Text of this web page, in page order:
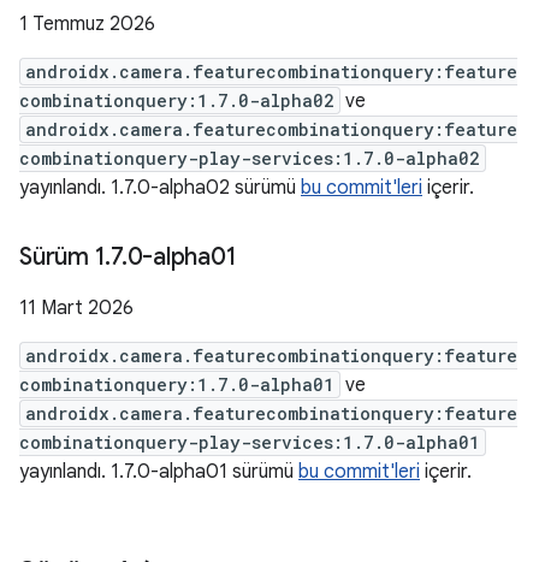
1 Temmuz 2026
androidx.camera.featurecombinationquery:feature
combinationquery:1.7.0-alpha02 ve
androidx.camera.featurecombinationquery:feature
combinationquery-play-services:1.7.0-alpha02
yayınlandı. 1.7.0-alpha02 sürümü bu commit'leri içerir.
Sürüm 1.7.0-alpha01
11 Mart 2026
androidx.camera.featurecombinationquery:feature
combinationquery:1.7.0-alpha01
ve
androidx.camera.featurecombinationquery:feature
combinationquery-play-services:1.7.0-alpha01
yayınlandı. 1.7.0-alpha01 sürümü bu commit'leri içerir.